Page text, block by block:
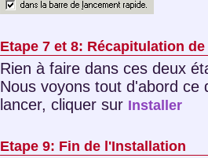
Etape 7 et 8: Récapitulation
Rien à faire dans ces deux
Nous voyons tout d'abord ce
lancer, cliquer sur Installer
Etape 9: Fin de l'Installation